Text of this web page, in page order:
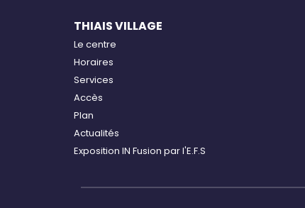
THIAIS VILLAGE
Le centre
Horaires
Services
Accès
Plan
Actualités
Exposition IN Fusion par l'E.F.S